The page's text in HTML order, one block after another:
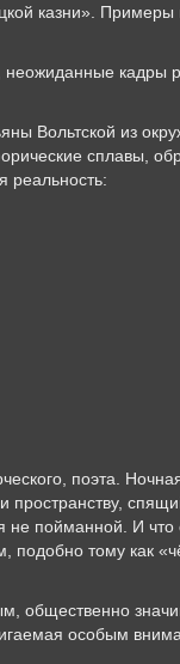
казни».
неожиданные кадры
Вольтской из
сплавы,
реальность:
поэта.
не пойманной. И
подобно тому как
общественно
особым